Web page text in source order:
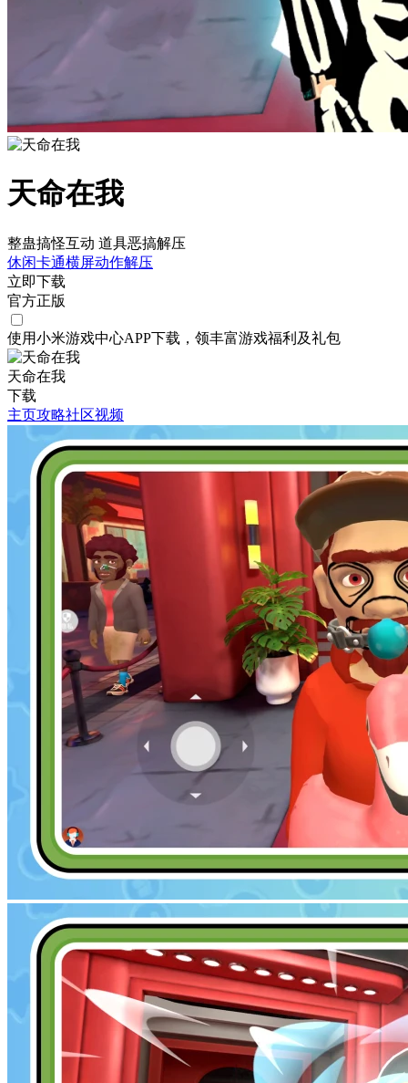
天命在我
整蛊搞怪互动 道具恶搞解压
休闲卡通横屏动作解压
立即下载
官方正版
使用小米游戏中心APP下载 ，领丰富游戏福利 及礼包
天命在我
下载
主页攻略社区视频